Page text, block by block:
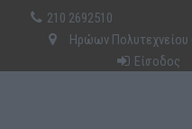
210 2692510
Ηρώων Πολυτεχνείου
Είσοδος